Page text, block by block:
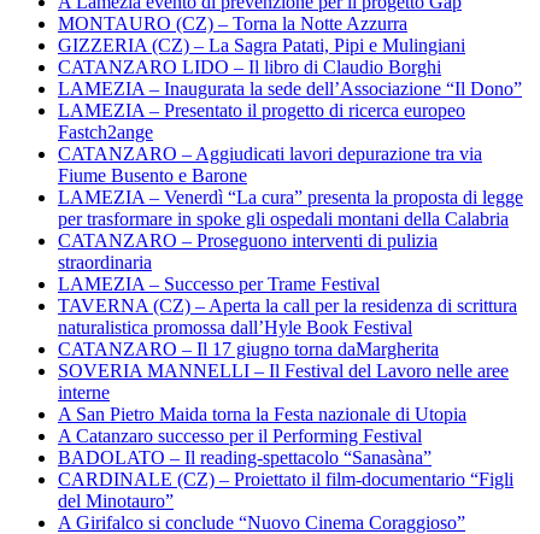
MONTAURO (CZ) – Torna la Notte Azzurra
GIZZERIA (CZ) – La Sagra Patati, Pipi e Mulingiani
CATANZARO LIDO – Il libro di Claudio Borghi
LAMEZIA – Inaugurata la sede dell’Associazione “Il Dono”
LAMEZIA – Presentato il progetto di ricerca europeo
Fastch2ange
CATANZARO – Aggiudicati lavori depurazione tra via
Fiume Busento e Barone
LAMEZIA – Venerdì “La cura” presenta la proposta di legge
per trasformare in spoke gli ospedali montani della Calabria
CATANZARO – Proseguono interventi di pulizia
straordinaria
LAMEZIA – Successo per Trame Festival
TAVERNA (CZ) – Aperta la call per la residenza di scrittura
naturalistica promossa dall’Hyle Book Festival
CATANZARO – Il 17 giugno torna daMargherita
SOVERIA MANNELLI – Il Festival del Lavoro nelle aree
interne
A San Pietro Maida torna la Festa nazionale di Utopia
A Catanzaro successo per il Performing Festival
BADOLATO – Il reading-spettacolo “Sanasàna”
CARDINALE (CZ) – Proiettato il film-documentario “Figli
del Minotauro”
A Girifalco si conclude “Nuovo Cinema Coraggioso”